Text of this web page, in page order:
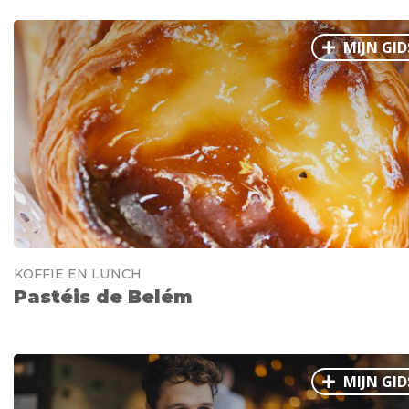
MIJN
KOFFIE EN LUNCH
Pastéis de Belém
MIJN